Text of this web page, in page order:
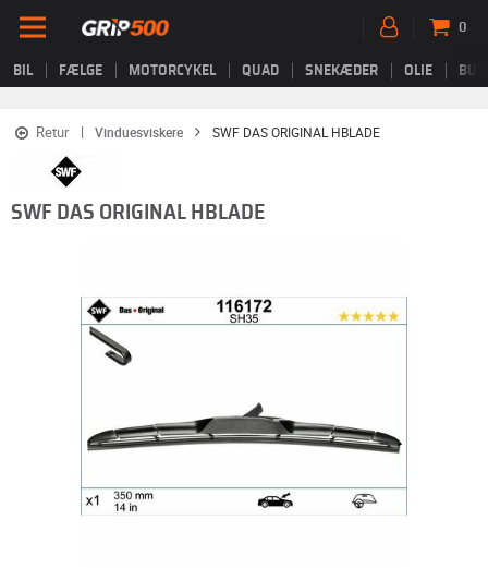
BIL FÆLGE MOTORCYKEL QUAD SNEKÆDER OLIE
0
Retur Vinduesviskere SWF DAS ORIGINAL HBLADE
SWF DAS ORIGINAL HBLADE